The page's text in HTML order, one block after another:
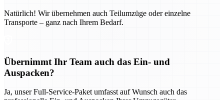
Natürlich! Wir übernehmen auch Teilumzüge oder einzelne
Transporte – ganz nach Ihrem Bedarf.
Übernimmt Ihr Team auch das Ein- und
Auspacken?
Ja, unser Full-Service-Paket umfasst auf Wunsch auch das